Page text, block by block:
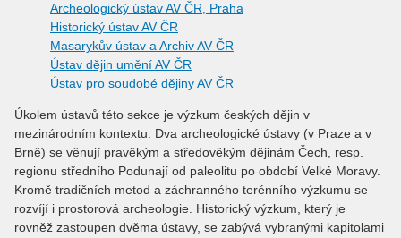
Archeologický ústav AV ČR, Praha
Historický ústav AV ČR
Masarykův ústav a Archiv AV ČR
Ústav dějin umění AV ČR
Ústav pro soudobé dějiny AV ČR
Úkolem ústavů této sekce je výzkum českých dějin v
mezinárodním kontextu. Dva archeologické ústavy (v Praze a v
Brně) se věnují pravěkým a středověkým dějinám Čech, resp.
regionu středního Podunají od paleolitu po období Velké Moravy.
Kromě tradičních metod a záchranného terénního výzkumu se
rozvíjí i prostorová archeologie. Historický výzkum, který je
rovněž zastoupen dvěma ústavy, se zabývá vybranými kapitolami